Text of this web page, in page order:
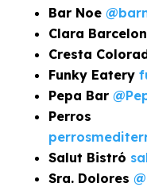
Bar Noe
Clara
Cresta
Funky Eatery
Pepa Bar
Perros
Salut Bistró
Sra. Dolores